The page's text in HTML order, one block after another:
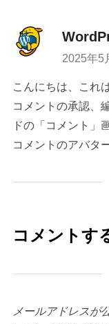
2025年5
こんにちは、これ
コメントの承認、
ドの「コメント」
コメントのアバタ
コメントす
メールアドレスが